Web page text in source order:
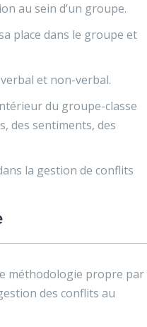
au sein d’un groupe.
place dans le groupe et
et non-verbal.
du groupe-classe
des sentiments, des
la gestion de conflits
méthodologie propre par
des conflits au